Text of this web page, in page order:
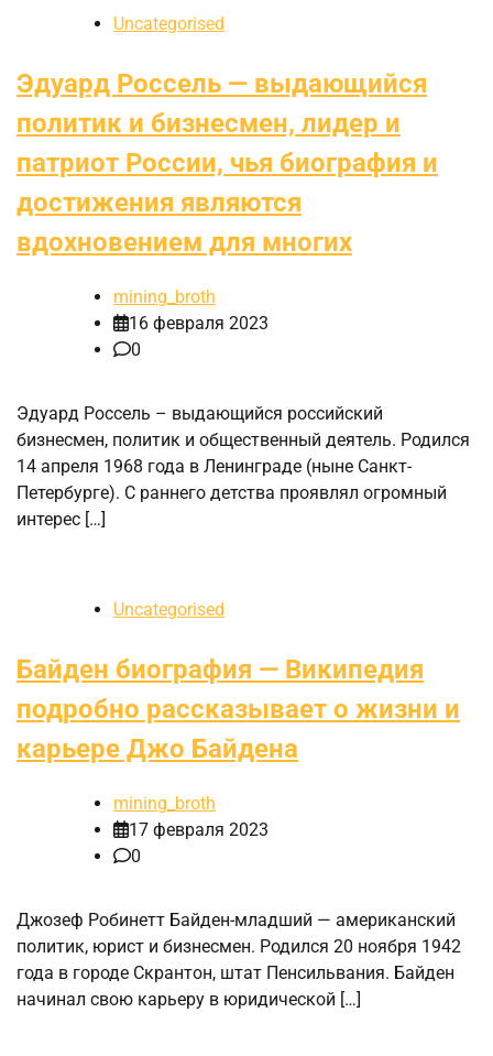
Uncategorised
Эдуард Россель — выдающийся
политик и бизнесмен, лидер и
патриот России, чья биография и
достижения являются
вдохновением для многих
mining_broth
16 февраля 2023
0
Эдуард Россель – выдающийся российский
бизнесмен, политик и общественный деятель. Родился
14 апреля 1968 года в Ленинграде (ныне Санкт-
Петербурге). С раннего детства проявлял огромный
интерес […]
Uncategorised
Байден биография — Википедия
подробно рассказывает о жизни и
карьере Джо Байдена
mining_broth
17 февраля 2023
0
Джозеф Робинетт Байден-младший — американский
политик, юрист и бизнесмен. Родился 20 ноября 1942
года в городе Скрантон, штат Пенсильвания. Байден
начинал свою карьеру в юридической […]